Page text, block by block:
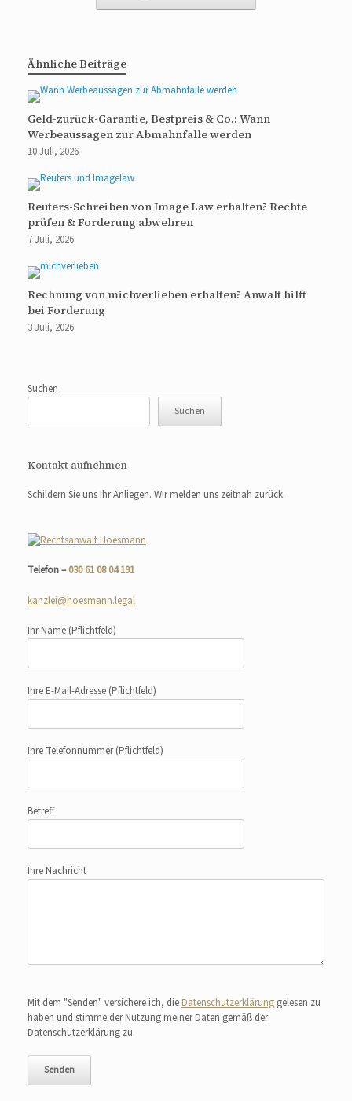
Ähnliche Beiträge
Geld-zurück-Garantie, Bestpreis & Co.: Wann
Werbeaussagen zur Abmahnfalle werden
10 Juli, 2026
Reuters-Schreiben von Image Law erhalten? Rechte
prüfen & Forderung abwehren
7 Juli, 2026
Rechnung von michverlieben erhalten? Anwalt hilft
bei Forderung
3 Juli, 2026
Suchen
Suchen
Kontakt aufnehmen
Schildern Sie uns Ihr Anliegen. Wir melden uns zeitnah zurück.
Telefon –030 61 08 04 191
kanzlei@hoesmann.legal
Ihr Name (Pflichtfeld)
Ihre E-Mail-Adresse (Pflichtfeld)
Ihre Telefonnummer(Pflichtfeld)
Betreff
Ihre Nachricht
Mit dem "Senden" versichere ich, die Datenschutzerklärung gelesen zu
haben und stimme der Nutzung meiner Daten gemäß der
Datenschutzerklärung zu.